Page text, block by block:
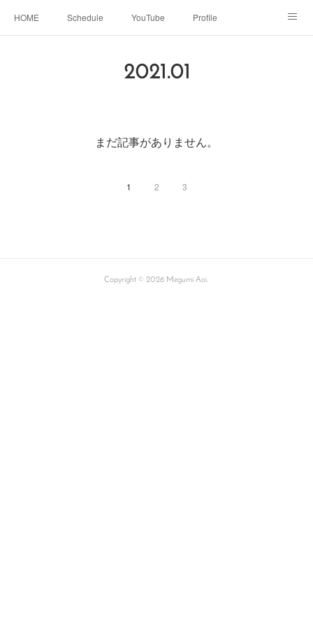
HOME Schedule YouTube Profile
2021.01
まだ記事がありません。
1 2 3
Copyright © 2026 Megumi Aoi.